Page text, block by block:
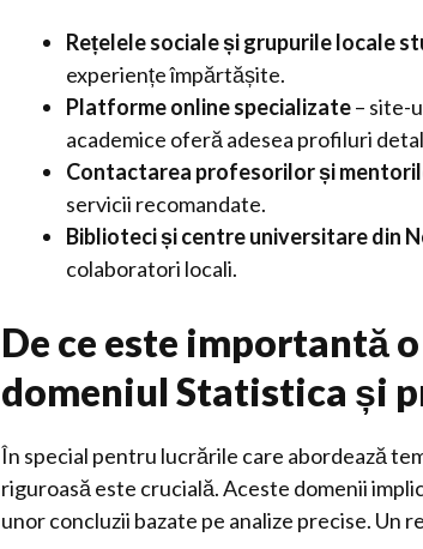
Rețelele sociale și grupurile locale
experiențe împărtășite.
Platforme online specializate– site-
academice oferă adesea profiluri
Contactarea profesorilor și
servicii recomandate.
Biblioteci și centre universitare din
colaboratori locali.
De ce este importantă
domeniul Statistica și
În special pentru lucrările care abordează
riguroasă este crucială. Aceste domenii
unor concluzii bazate pe analize precise. Un